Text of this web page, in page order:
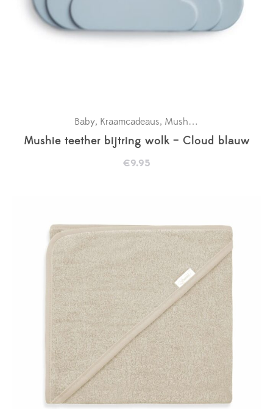
Baby, Kraamcadeaus, Mushie ,
Mushie teether bijtring wolk – Cloud blauw
€9.95